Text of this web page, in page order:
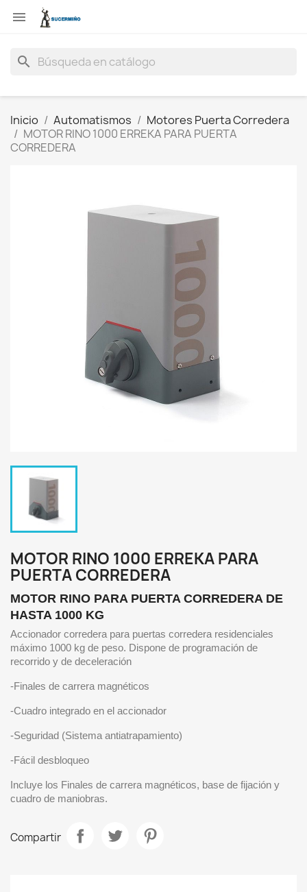

search
Inicio Automatismos
Motores Puerta Corredera
MOTOR RINO 1000 ERREKA PARA PUERTA
CORREDERA
MOTOR RINO 1000 ERREKA PARA
PUERTA CORREDERA
MOTOR RINO PARA PUERTA CORREDERA DE
HASTA 1000 KG
Accionador corredera para puertas corredera residenciales
máximo 1000 kg de peso. Dispone de programación de
recorrido y de deceleración
-Finales de carrera magnéticos
-Cuadro integrado en el accionador
-Seguridad (Sistema antiatrapamiento)
-Fácil desbloqueo
Incluye los Finales de carrera magnéticos, base de fijación y
cuadro de maniobras.
Compartir